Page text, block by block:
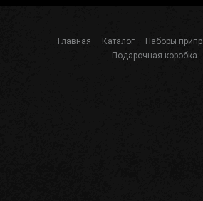
Главная Каталог
Наборы
Подарочная коробка